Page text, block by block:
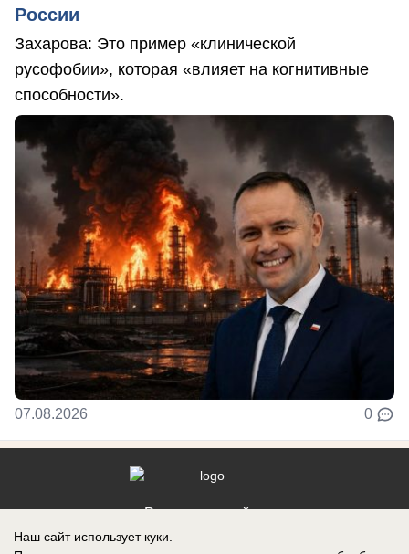
России
Захарова: Это пример «клинической
русофобии», которая «влияет на когнитивные
способности».
07.08.2026 0
Реклама на сайте
Наш сайт использует куки.